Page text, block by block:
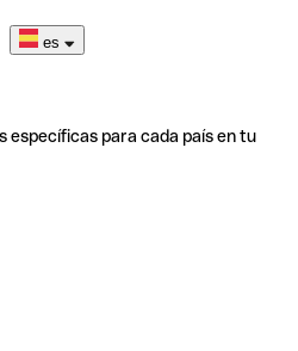
es
específicas para cada país en tu